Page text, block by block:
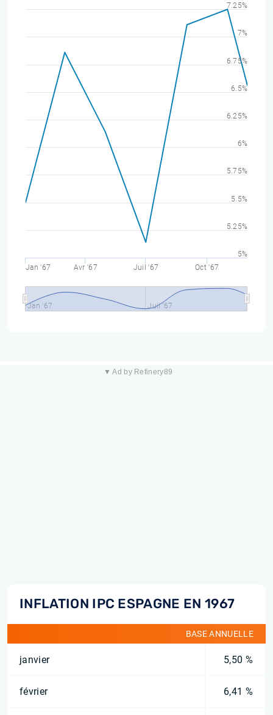
Jan '67 Avr '67 Juil '67 Oct '67
Jan '67 Juil '67
5%
5.25%
5.5%
5.75%
6%
6.25%
6.5%
6.75%
7%
7.25%
▼ Ad by Refinery89
INFLATION IPC ESPAGNE EN 1967
BASE ANNUELLE
janvier 5,50 %
février 6,41 %